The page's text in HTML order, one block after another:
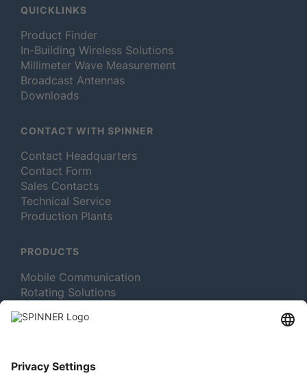
QUICKLINKS
Product Finder
In-Building Wireless Solutions
Millimeter Wave Measurement
Broadcast Antennas
Downloads
CONTACT WITH SPINNER
Contact Headquarters
Contact Form
Sales Contacts
Technical Service
Production Plants
PRODUCTS
Mobile Communication
Rotating Solutions
Test and Measurement